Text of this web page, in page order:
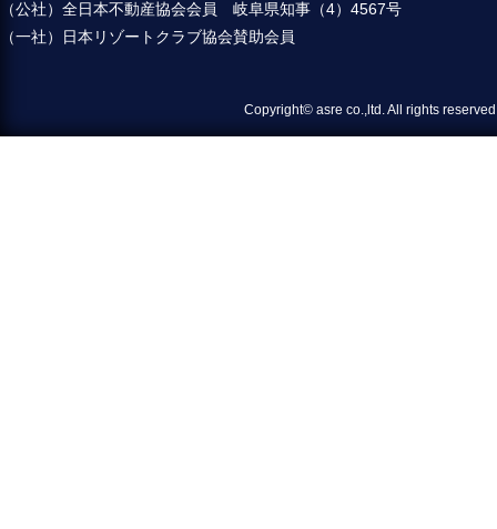
（公社）全日本不動産協会会員 岐阜県知事（4）4567号
（一社）日本リゾートクラブ協会賛助会員
Copyright© asre co.,ltd. All rights